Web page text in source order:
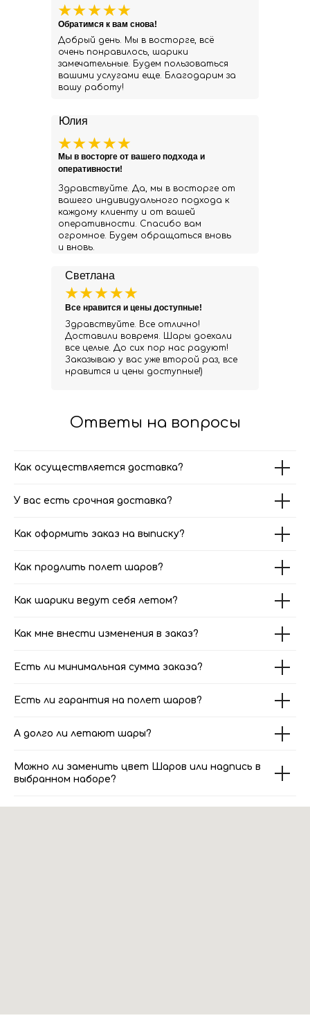
Юлия
Здравствуйте. Да, мы в восторге от
вашего индивидуального подхода к
каждому клиенту и от вашей
оперативности. Спасибо вам
огромное. Будем обращаться вновь
и вновь.
Мы в восторге от вашего подхода и
оперативности!
Светлана
Здравствуйте. Все отлично!
Доставили вовремя. Шары доехали
все целые. До сих пор нас радуют!
Заказываю у вас уже второй раз, все
нравится и цены доступные!)
Все нравится и цены доступные!
Добрый день. Мы в восторге, всё
очень понравилось, шарики
замечательные. Будем пользоваться
вашими услугами еще. Благодарим за
вашу работу!
Обратимся к вам снова!
Ответы на вопросы
Как осуществляется доставка?
У вас есть срочная доставка?
Как оформить заказ на выписку?
Как продлить полет шаров?
Как шарики ведут себя летом?
Как мне внести изменения в заказ?
Есть ли минимальная сумма заказа?
Есть ли гарантия на полет шаров?
А долго ли летают шары?
Можно ли заменить цвет Шаров или надпись в
выбранном наборе?